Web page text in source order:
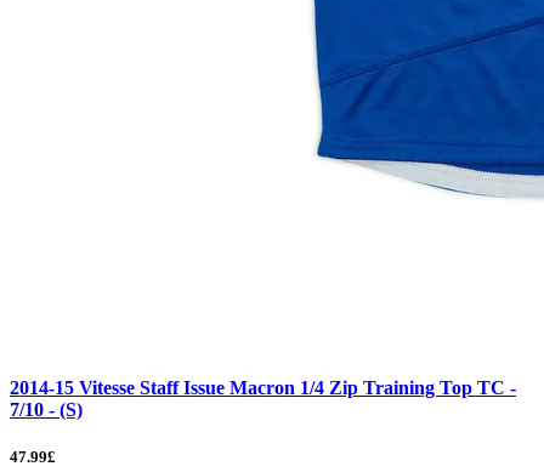
2014-15 Vitesse Staff Issue Macron 1/4 Zip Training Top TC -
7/10 - (S)
47.99£